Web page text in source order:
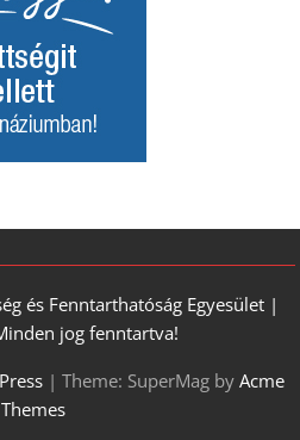
és Fenntarthatóság Egyesület |
jog fenntartva!
| Theme: SuperMag by Acme
Themes